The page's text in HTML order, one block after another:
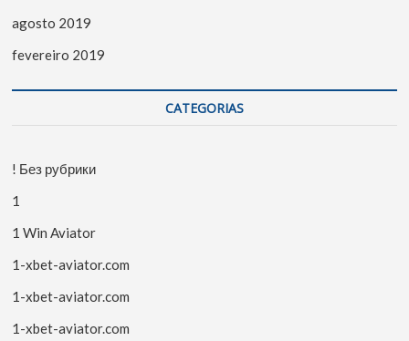
agosto 2019
fevereiro 2019
CATEGORIAS
! Без рубрики
1
1 Win Aviator
1-xbet-aviator.com
1-xbet-aviator.com
1-xbet-aviator.com